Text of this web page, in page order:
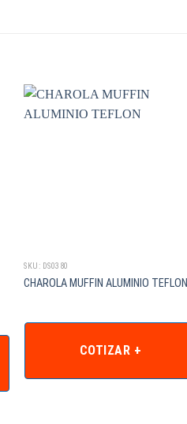
SKU: DS0380
CHAROLA MUFFIN ALUMINIO TEFLON
COTIZAR +